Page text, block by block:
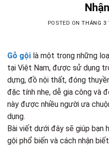
POSTED ONTHÁNG 3
Gỗ gội là một trong những
tại Việt Nam, được sử dụng
dựng, đồ nội thất, đóng
đặc tính nhẹ, dễ gia công và
này được nhiều người ưa
dụng.
Bài viết dưới đây sẽ giúp bạn
gội phổ biến và cách nhận